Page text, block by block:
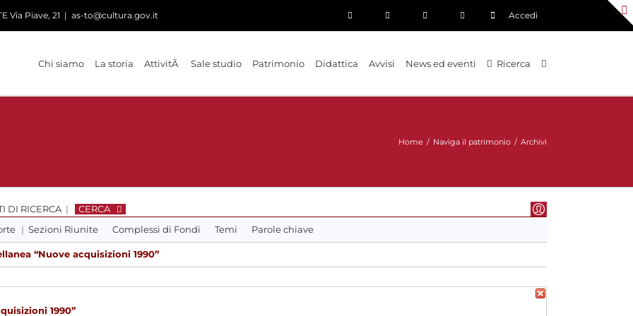
Via Piave, 21 | as-to@cultura.gov.it Accedi
Chi siamo La storia AttivitÃ Sale studio Patrimonio Didattica Avvisi News ed eventi Ricerca
Home / Naviga il patrimonio / Archivi
DI RICERCA |
CERCA
| Sezioni Riunite Complessi di Fondi Temi Parole chiave
“Nuove acquisizioni 1990”
1990”